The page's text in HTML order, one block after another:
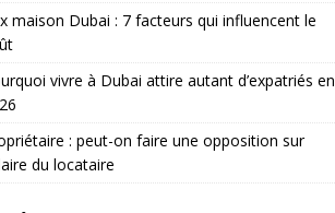
maison Dubai : 7 facteurs qui influencent le
vivre à Dubai attire autant d’expatriés en
: peut-on faire une opposition sur
du locataire